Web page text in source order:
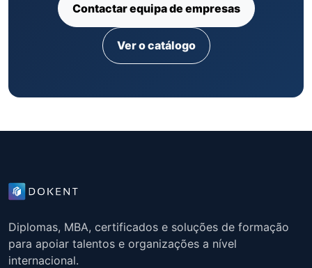
Contactar equipa de empresas
Ver o catálogo
Diplomas, MBA, certificados e soluções de formação
para apoiar talentos e organizações a nível
internacional.